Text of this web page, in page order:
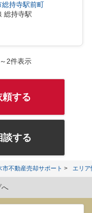
総持寺駅前町
総持寺駅
2件表示
する
談する
不動産売却サポート エリア
へ